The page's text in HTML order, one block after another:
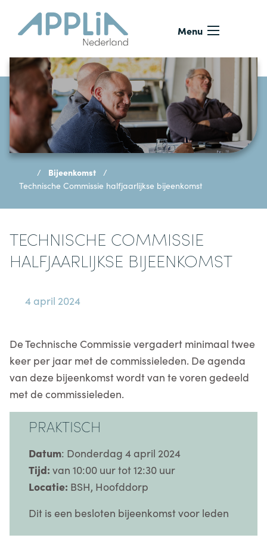
Ga naar de inhoud
Menu
Bijeenkomst
Technische Commissie halfjaarlijkse bijeenkomst
TECHNISCHE COMMISSIE
HALFJAARLIJKSE BIJEENKOMST
4 april 2024
De Technische Commissie vergadert minimaal twee
keer per jaar met de commissieleden. De agenda
van deze bijeenkomst wordt van te voren gedeeld
met de commissieleden.
PRAKTISCH
Datum: Donderdag 4 april 2024
Tijd: van 10:00 uur tot 12:30 uur
Locatie: BSH, Hoofddorp
Dit is een besloten bijeenkomst voor leden